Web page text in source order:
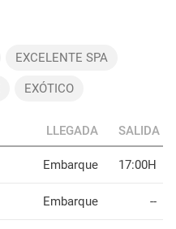
EXCELENTE SPA
EXÓTICO
LLEGADA SALIDA
Embarque 17:00H
Embarque --